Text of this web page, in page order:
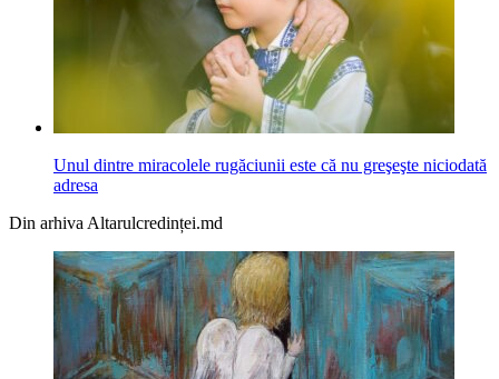
Unul dintre miracolele rugăciunii este că nu greşeşte niciodată
adresa
Din arhiva Altarulcredinței.md